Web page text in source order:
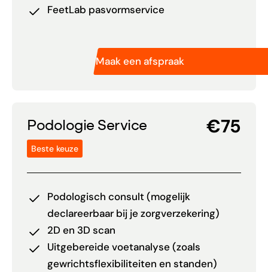
FeetLab pasvormservice
Maak een afspraak
Podologie Service
Beste keuze
€75
Podologisch consult (mogelijk
declareerbaar bij je zorgverzekering)
2D en 3D scan
Uitgebereide voetanalyse (zoals
gewrichtsflexibiliteiten en standen)